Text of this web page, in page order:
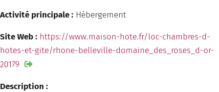
Activité principale : Hébergement
Site Web : https://www.maison-hote.fr/loc-chambres-d-
hotes-et-gite/rhone-belleville-domaine_des_roses_d-or-
20179
Description :